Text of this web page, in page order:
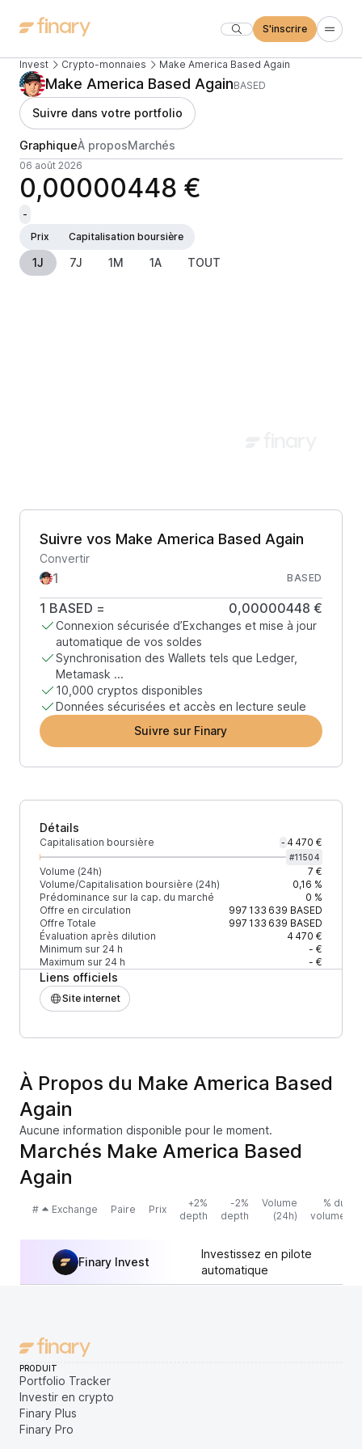
S'inscrire
Invest Crypto-monnaies Make America Based Again
Make America Based AgainBASED
Suivre dans votre portfolio
GraphiqueÀ proposMarchés
06 août 2026
0,00000448 €
-
Prix
Capitalisation boursière
1J 7J 1M 1A TOUT
Suivre vos Make America Based Again
Convertir
BASED
1 BASED = 0,00000448 €
Connexion sécurisée d’Exchanges et mise à jour
automatique de vos soldes
Synchronisation des Wallets tels que Ledger,
Metamask ...
10,000 cryptos disponibles
Données sécurisées et accès en lecture seule
Suivre sur Finary
Détails
Capitalisation boursière - 4 470 €
#11504
Volume (24h)
7 €
Volume/Capitalisation boursière (24h)
0,16 %
Prédominance sur la cap. du marché
0 %
Offre en circulation
997 133 639 BASED
Offre Totale
997 133 639 BASED
Évaluation après dilution
4 470 €
Minimum sur 24 h
- €
Maximum sur 24 h
- €
Liens officiels
Site internet
À Propos du Make America Based
Again
Aucune information disponible pour le moment.
Marchés Make America Based
Again
# Exchange Paire Prix
+2%
depth
-2%
depth
Volume
(24h)
% du
volume
Finary Invest
Investissez en pilote
automatique
PRODUIT
Portfolio Tracker
Investir en crypto
Finary Plus
Finary Pro